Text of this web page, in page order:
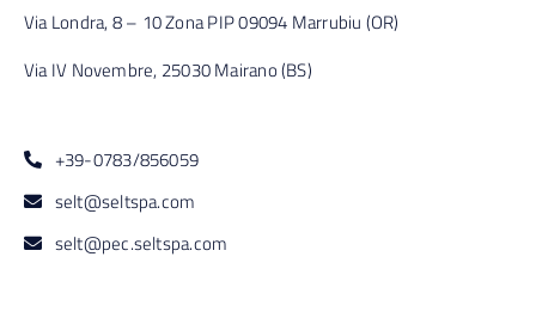
Via Londra, 8 – 10 Zona PIP 09094 Marrubiu (OR)
Via IV Novembre, 25030 Mairano (BS)
+39-0783/856059
selt@seltspa.com
selt@pec.seltspa.com